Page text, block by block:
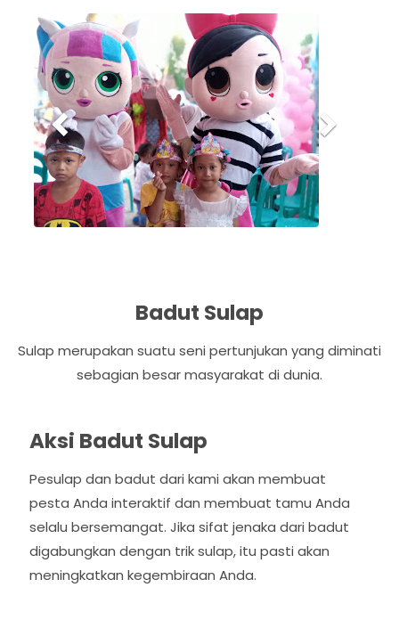
P
r
e
v
i
o
u
s
Badut Sulap
Sulap merupakan suatu seni pertunjukan yang diminati
sebagian besar masyarakat di dunia.
Aksi Badut Sulap
Pesulap dan badut dari kami akan membuat
pesta Anda interaktif dan membuat tamu Anda
selalu bersemangat. Jika sifat jenaka dari badut
digabungkan dengan trik sulap, itu pasti akan
meningkatkan kegembiraan Anda.